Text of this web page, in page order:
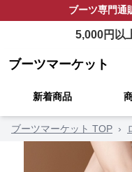
ブーツ専門通
5,000円以
ブーツマーケット
新着商品
ブーツマーケット TOP ›